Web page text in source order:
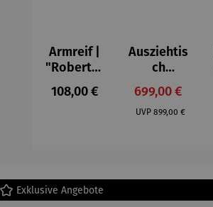
Armreif |
"Roberta"
– Anna
Mütz
Regulärer Preis:
108,00 €
Ausziehtis
ch
Aluminium
– Valor
Verkaufspreis:
699,00 €
UVP Regulärer Preis:
899,00 €
Exklusive Angebote